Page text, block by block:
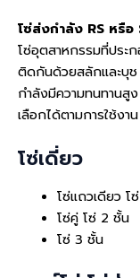
โซ่ส่งกำลัง RS หรื
โซ่อุตสาหกรรมที่ประ
ติดกันด้วยสลักและบุ
กำลังมีความทนทานสู
เลือกได้ตามการใช้งา
โซ่เดี่ยว
โซ่แถวเดียว โ
โซ่คู่ โซ่ 2 ชั้น
โซ่ 3 ชั้น